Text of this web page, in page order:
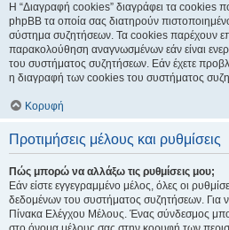
Η “Διαγραφή cookies” διαγράφει τα cookies
phpBB τα οποία σας διατηρούν
σύστημα συζητήσεων. Τα cookies παρέχουν
παρακολούθηση αναγνωσμένων εάν είναι
του συστήματος συζητήσεων. Εάν έχετε
η διαγραφή των cookies του συστήματος
Κορυφή
Προτιμήσεις μέλους και ρυθμίσεις
Πώς μπορώ να αλλάξω τις ρυθμίσεις μου;
Εάν είστε εγγεγραμμένο μέλος, όλες οι
δεδομένων του συστήματος συζητήσεων. Για
Πίνακα Ελέγχου Μέλους. Ένας σύνδεσμος